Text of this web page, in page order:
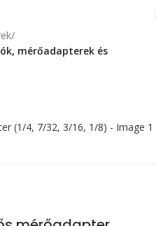
mérőadapterek és